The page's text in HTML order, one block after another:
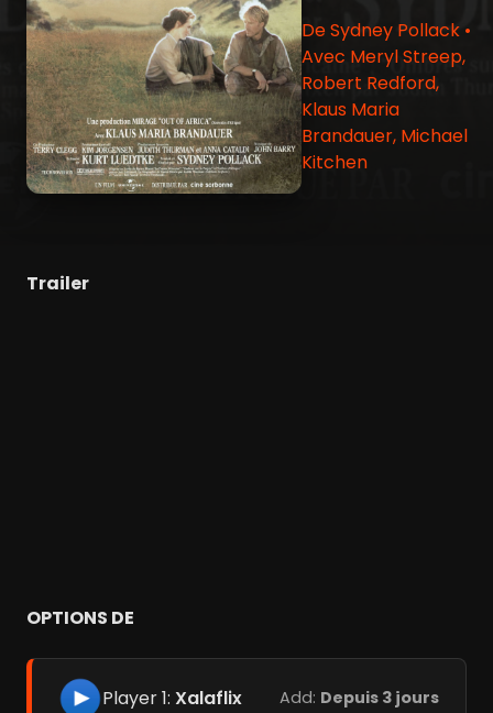
De Sydney Pollack •
Avec Meryl Streep,
Robert Redford,
Klaus Maria
Brandauer, Michael
Kitchen
Trailer
OPTIONS DE
Player 1: Xalaflix Add: Depuis 3 jours